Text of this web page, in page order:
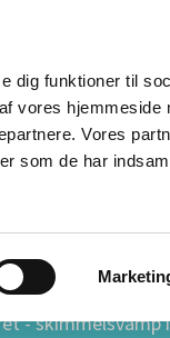
dig funktioner til
vores hjemmeside
Vores
som de har
ejerforening ?
- skimmelsvamp